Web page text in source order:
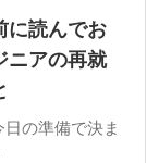
に読んでお
アの再就
の準備で決ま